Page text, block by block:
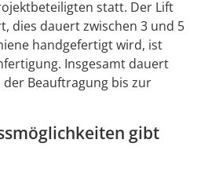
statt. Der Lift
dies dauert zwischen 3 und 5
handgefertigt wird, ist
Insgesamt dauert
der Beauftragung bis zur
gibt